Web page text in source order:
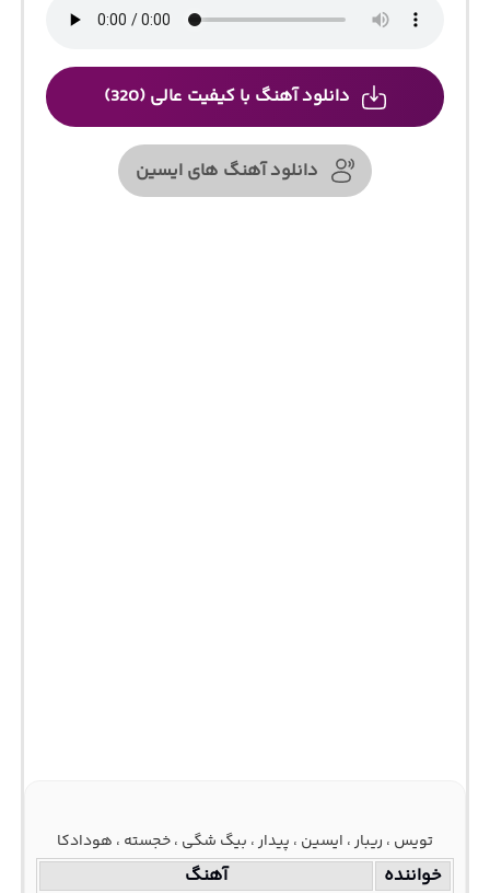
دانلود آهنگ با کیفیت عالی (320)
دانلود آهنگ های ایسین
تویس ، ریبار ، ایسین ، پیدار ، بیگ شگی ، خجسته ، هودادکا
خواننده آهنگ